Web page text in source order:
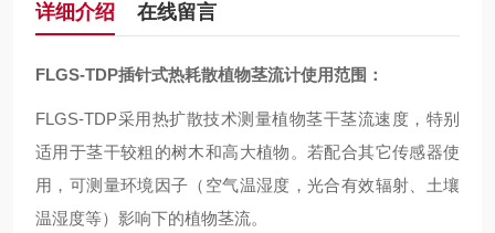
详细介绍 在线留言
FLGS-TDP插针式热耗散植物茎流计使用范围：
FLGS-TDP采用热扩散技术测量植物茎干茎流速度，特别
适用于茎干较粗的树木和高大植物。若配合其它传感器使
用，可测量环境因子（空气温湿度，光合有效辐射、土壤
温湿度等）影响下的植物茎流。